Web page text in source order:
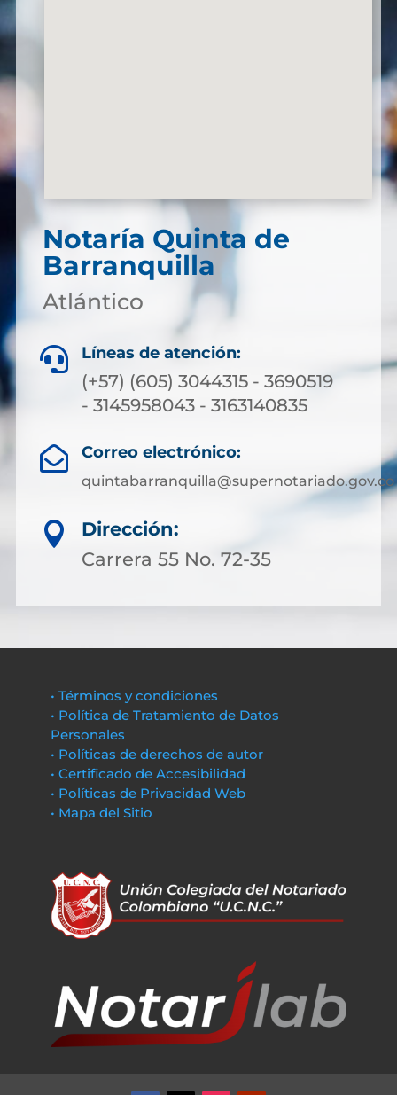
Notaría Quinta de
Barranquilla
Atlántico
 Líneas de atención:
(+57) (605) 3044315 - 3690519
- 3145958043 - 3163140835
 Correo electrónico:
quintabarranquilla@supernotariado.gov.co

Dirección:
Carrera 55 No. 72-35
• Términos y condiciones
• Política de Tratamiento de Datos
Personales
• Políticas de derechos de autor
• Certificado de Accesibilidad
• Políticas de Privacidad Web
• Mapa del Sitio